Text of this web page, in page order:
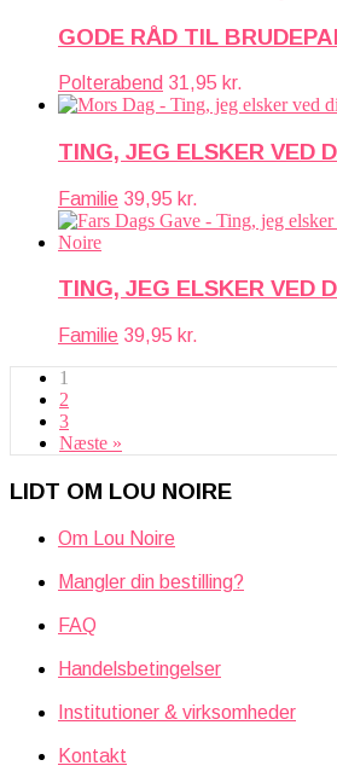
GODE RÅD TIL
Polterabend 31,95 kr.
TING, JEG ELSKER VED
Familie 39,95 kr.
TING, JEG ELSKER VED
Familie 39,95 kr.
1
2
3
Næste »
LIDT OM LOU NOIRE
Om Lou Noire
Mangler din bestilling?
FAQ
Handelsbetingelser
Institutioner & virksomheder
Kontakt